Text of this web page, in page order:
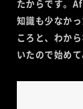
たからです。
知識も少なか
ころと、わか
いたので始めて